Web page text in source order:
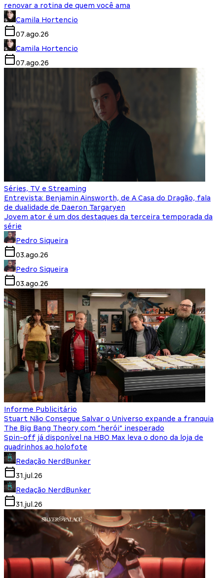
renovar a rotina de quem você ama
Camila Hortencio
07.ago.26
Camila Hortencio
07.ago.26
Séries, TV e Streaming
Entrevista: Benjamin Ainsworth, de A Casa do Dragão, fala
de dualidade de Daeron Targaryen
Jovem ator é um dos destaques da terceira temporada da
série
Pedro Siqueira
03.ago.26
Pedro Siqueira
03.ago.26
Informe Publicitário
Stuart Não Consegue Salvar o Universo expande a franquia
The Big Bang Theory com “herói” inesperado
Spin-off já disponível na HBO Max leva o dono da loja de
quadrinhos ao holofote
Redação NerdBunker
31.jul.26
Redação NerdBunker
31.jul.26